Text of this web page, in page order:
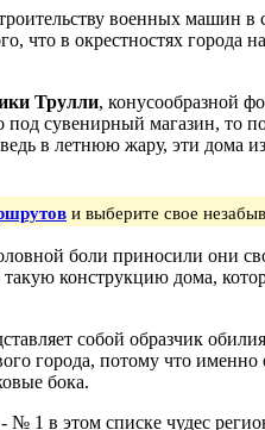
военных машин в
что в окрестностях
Трулли, конусообразной
сувенирный магазин, то
в летнюю жару, эти дома
и выберите свое
боли приносили они
конструкцию дома,
собой образчик
города, потому что
бока.
1 в этом списке чудес